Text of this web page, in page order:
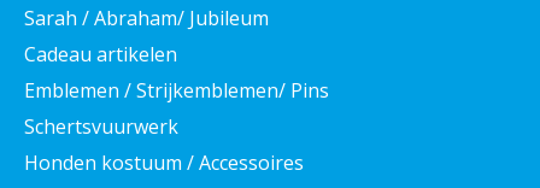
Sarah / Abraham/ Jubileum
Cadeau artikelen
Emblemen / Strijkemblemen/ Pins
Schertsvuurwerk
Honden kostuum / Accessoires